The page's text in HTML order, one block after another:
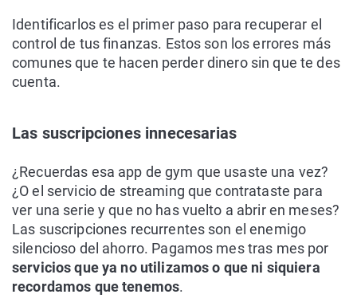
Identificarlos es el primer paso para recuperar el
control de tus finanzas. Estos son los errores más
comunes que te hacen perder dinero sin que te des
cuenta.
Las suscripciones innecesarias
¿Recuerdas esa app de gym que usaste una vez?
¿O el servicio de streaming que contrataste para
ver una serie y que no has vuelto a abrir en meses?
Las suscripciones recurrentes son el enemigo
silencioso del ahorro. Pagamos mes tras mes por
servicios que ya no utilizamos o que ni siquiera
recordamos que tenemos.